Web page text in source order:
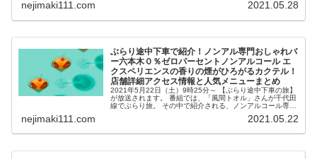
nejimaki111.com 2021.05.28
ぶらり途中下車で紹介！ノンアル専門おしゃれバ
ー六本木０％ゼロパーセントノンアルコール エ
クスペリエンスの香りの煙がひろがるカクテル！
店舗詳細アクセス情報と人気メニューまとめ
2021年5月22日（土）9時25分～ 【ぶらり途中下車の旅】
が放送されます。 番組では、「風間トオル」さんが千代田
線でぶらり旅。 その中で紹介される、ノンアルコール専門
nejimaki111.com 2021.05.22